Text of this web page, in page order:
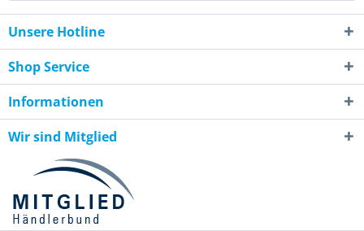
Unsere Hotline
Shop Service
Informationen
Wir sind Mitglied